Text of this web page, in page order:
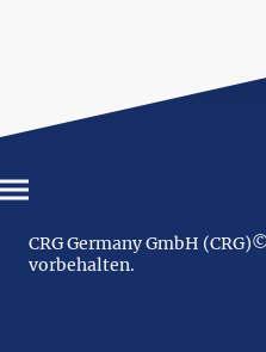
CRG Germany GmbH
vorbehalten.